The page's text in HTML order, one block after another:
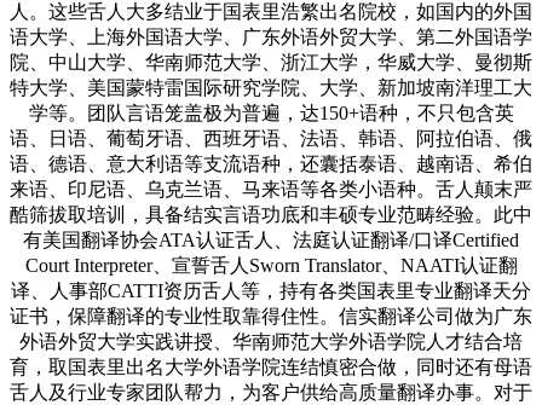
人。这些舌人大多结业于国表里浩繁出名院校，如国内的外国
语大学、上海外国语大学、广东外语外贸大学、第二外国语学
院、中山大学、华南师范大学、浙江大学，华威大学、曼彻斯
特大学、美国蒙特雷国际研究学院、大学、新加坡南洋理工大
学等。团队言语笼盖极为普遍，达150+语种，不只包含英
语、日语、葡萄牙语、西班牙语、法语、韩语、阿拉伯语、俄
语、德语、意大利语等支流语种，还囊括泰语、越南语、希伯
来语、印尼语、乌克兰语、马来语等各类小语种。舌人颠末严
酷筛拔取培训，具备结实言语功底和丰硕专业范畴经验。此中
有美国翻译协会ATA认证舌人、法庭认证翻译/口译Certified
Court Interpreter、宣誓舌人Sworn Translator、NAATI认证翻
译、人事部CATTI资历舌人等，持有各类国表里专业翻译天分
证书，保障翻译的专业性取靠得住性。信实翻译公司做为广东
外语外贸大学实践讲授、华南师范大学外语学院人才结合培
育，取国表里出名大学外语学院连结慎密合做，同时还有母语
舌人及行业专家团队帮力，为客户供给高质量翻译办事。对于